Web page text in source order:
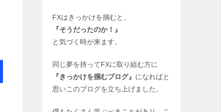
FXはきっかけを掴むと、
『そうだったのか！』
と気づく時が来ます。
同じ夢を持ってFXに取り組む方に
『きっかけを掴むブログ』 になればと
思いこのブログを立ち上げました。